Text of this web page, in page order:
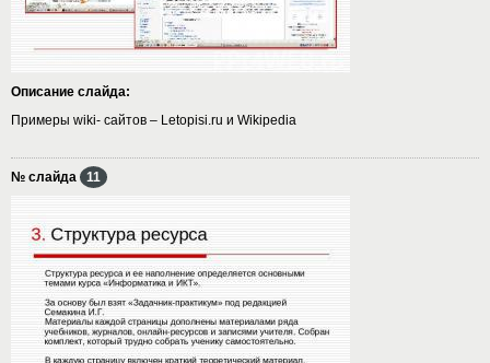
Описание слайда:
Примеры wiki- сайтов – Letopisi.ru и Wikipedia
№ слайда 11